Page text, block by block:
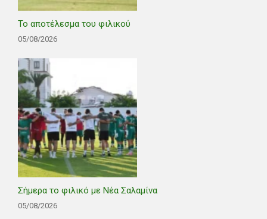
Το αποτέλεσμα του φιλικού
05/08/2026
Σήμερα το φιλικό με Νέα Σαλαμίνα
05/08/2026